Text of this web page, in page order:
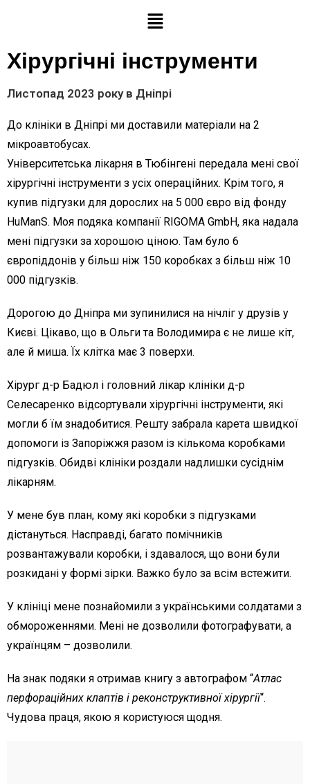
Хірургічні інструменти
Листопад 2023 року в Дніпрі
До клініки в Дніпрі ми доставили матеріали на 2
мікроавтобусах.
Університетська лікарня в Тюбінгені передала мені свої
хірургічні інструменти з усіх операційних. Крім того, я
купив підгузки для дорослих на 5 000 євро від фонду
HuManS. Моя подяка компанії RIGOMA GmbH, яка надала
мені підгузки за хорошою ціною. Там було 6
європіддонів у більш ніж 150 коробках з більш ніж 10
000 підгузків.
Дорогою до Дніпра ми зупинилися на нічліг у друзів у
Києві. Цікаво, що в Ольги та Володимира є не лише кіт,
але й миша. Їх клітка має 3 поверхи.
Хірург д-р Бадюл і головний лікар клініки д-р
Селесаренко відсортували хірургічні інструменти, які
могли б їм знадобитися. Решту забрала карета швидкої
допомоги із Запоріжжя разом із кількома коробками
підгузків. Обидві клініки роздали надлишки сусіднім
лікарням.
У мене був план, кому які коробки з підгузками
дістануться. Насправді, багато помічників
розвантажували коробки, і здавалося, що вони були
розкидані у формі зірки. Важко було за всім встежити.
У клініці мене познайомили з українськими солдатами з
обмороженнями. Мені не дозволили фотографувати, а
українцям – дозволили.
На знак подяки я отримав книгу з автографом “Атлас
перфораційних клаптів і реконструктивної хірургії“.
Чудова праця, якою я користуюся щодня.